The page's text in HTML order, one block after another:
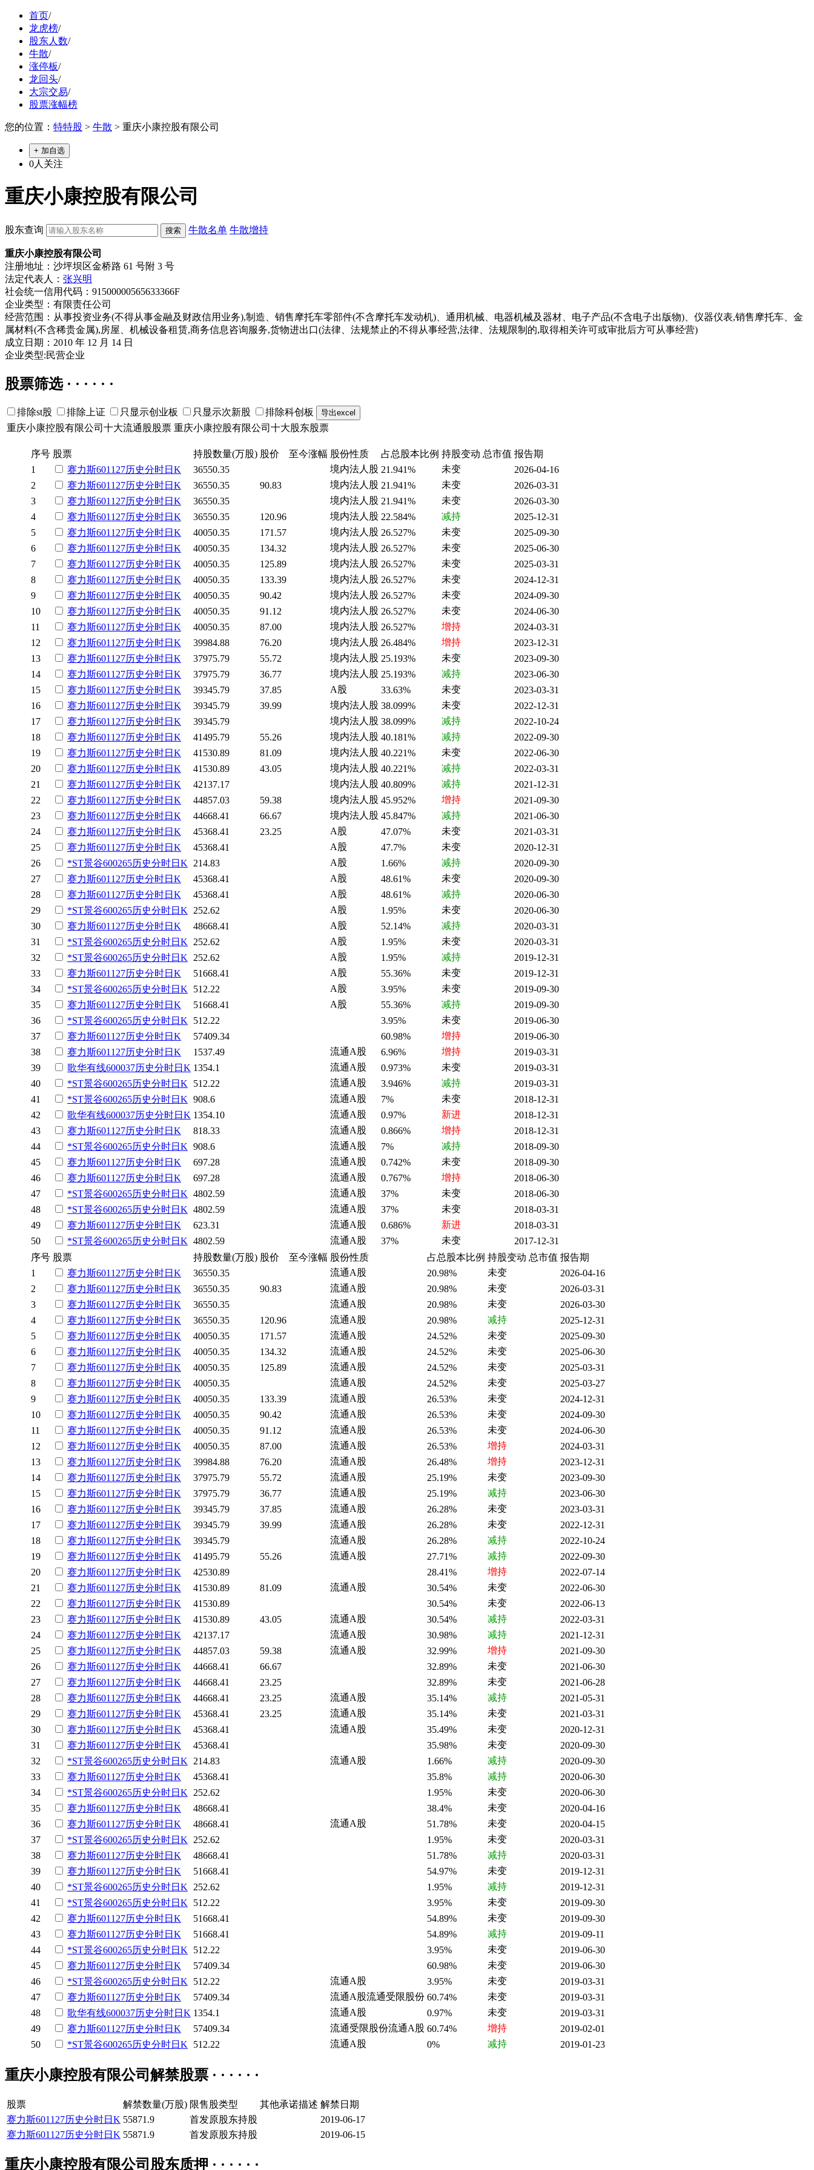
首页/
龙虎榜/
股东人数/
牛散/
涨停板/
龙回头/
大宗交易/
股票涨幅榜
您的位置： 特特股 > 牛散 > 重庆小康控股有限公司
+ 加自选
0人关注
重庆小康控股有限公司
股东查询 牛散名单 牛散增持
重庆小康控股有限公司
注册地址：沙坪坝区金桥路 61 号附 3 号
法定代表人： 张兴明
社会统一信用代码：91500000565633366F
企业类型：有限责任公司
经营范围：从事投资业务(不得从事金融及财政信用业务),制造、销售摩托车零部件(不含摩托车发动机)、通用机械、电器机械及器材、电子产品(不含电子出版物)、仪器仪表,销售摩托车、金
属材料(不含稀贵金属),房屋、机械设备租赁,商务信息咨询服务,货物进出口(法律、法规禁止的不得从事经营,法律、法规限制的,取得相关许可或审批后方可从事经营)
成立日期：2010 年 12 月 14 日
企业类型:民营企业
股票筛选 · · · · · ·
排除st股 排除上证 只显示创业板 只显示次新股
排除科创板
重庆小康控股有限公司十大流通股股票 重庆小康控股有限公司十大股东股票
序号 股票 持股数量(万股) 股价 至今涨幅 股份性质 占总股本比例 持股变动 总市值 报告期
1
赛力斯601127历史分时日K 36550.35 境内法人股 21.941% 未变
2026-04-16
2
赛力斯601127历史分时日K 36550.35 90.83 境内法人股 21.941% 未变
2026-03-31
3
赛力斯601127历史分时日K 36550.35 境内法人股 21.941% 未变
2026-03-30
4
赛力斯601127历史分时日K 36550.35 120.96 境内法人股 22.584% 减持
2025-12-31
5
赛力斯601127历史分时日K 40050.35 171.57 境内法人股 26.527% 未变
2025-09-30
6
赛力斯601127历史分时日K 40050.35 134.32 境内法人股 26.527% 未变
2025-06-30
7
赛力斯601127历史分时日K 40050.35 125.89 境内法人股 26.527% 未变
2025-03-31
8
赛力斯601127历史分时日K 40050.35 133.39 境内法人股 26.527% 未变
2024-12-31
9
赛力斯601127历史分时日K 40050.35 90.42 境内法人股 26.527% 未变
2024-09-30
10
赛力斯601127历史分时日K 40050.35 91.12 境内法人股 26.527% 未变
2024-06-30
11
赛力斯601127历史分时日K 40050.35 87.00 境内法人股 26.527% 增持
2024-03-31
12
赛力斯601127历史分时日K 39984.88 76.20 境内法人股 26.484% 增持
2023-12-31
13
赛力斯601127历史分时日K 37975.79 55.72 境内法人股 25.193% 未变
2023-09-30
14
赛力斯601127历史分时日K 37975.79 36.77 境内法人股 25.193% 减持
2023-06-30
15
赛力斯601127历史分时日K 39345.79 37.85 A股 33.63% 未变
2023-03-31
16
赛力斯601127历史分时日K 39345.79 39.99 境内法人股 38.099% 未变
2022-12-31
17
赛力斯601127历史分时日K 39345.79 境内法人股 38.099% 减持
2022-10-24
18
赛力斯601127历史分时日K 41495.79 55.26 境内法人股 40.181% 减持
2022-09-30
19
赛力斯601127历史分时日K 41530.89 81.09 境内法人股 40.221% 未变
2022-06-30
20
赛力斯601127历史分时日K 41530.89 43.05 境内法人股 40.221% 减持
2022-03-31
21
赛力斯601127历史分时日K 42137.17 境内法人股 40.809% 减持
2021-12-31
22
赛力斯601127历史分时日K 44857.03 59.38 境内法人股 45.952% 增持
2021-09-30
23
赛力斯601127历史分时日K 44668.41 66.67 境内法人股 45.847% 减持
2021-06-30
24
赛力斯601127历史分时日K 45368.41 23.25 A股 47.07% 未变
2021-03-31
25
赛力斯601127历史分时日K 45368.41 A股 47.7% 未变
2020-12-31
26
*ST景谷600265历史分时日K 214.83 A股 1.66% 减持
2020-09-30
27
赛力斯601127历史分时日K 45368.41 A股 48.61% 未变
2020-09-30
28
赛力斯601127历史分时日K 45368.41 A股 48.61% 减持
2020-06-30
29
*ST景谷600265历史分时日K 252.62 A股 1.95% 未变
2020-06-30
30
赛力斯601127历史分时日K 48668.41 A股 52.14% 减持
2020-03-31
31
*ST景谷600265历史分时日K 252.62 A股 1.95% 未变
2020-03-31
32
*ST景谷600265历史分时日K 252.62 A股 1.95% 减持
2019-12-31
33
赛力斯601127历史分时日K 51668.41 A股 55.36% 未变
2019-12-31
34
*ST景谷600265历史分时日K 512.22 A股 3.95% 未变
2019-09-30
35
赛力斯601127历史分时日K 51668.41 A股 55.36% 减持
2019-09-30
36
*ST景谷600265历史分时日K 512.22 3.95% 未变
2019-06-30
37
赛力斯601127历史分时日K 57409.34 60.98% 增持
2019-06-30
38
赛力斯601127历史分时日K 1537.49 流通A股 6.96% 增持
2019-03-31
39
歌华有线600037历史分时日K 1354.1 流通A股 0.973% 未变
2019-03-31
40
*ST景谷600265历史分时日K 512.22 流通A股 3.946% 减持
2019-03-31
41
*ST景谷600265历史分时日K 908.6 流通A股 7% 未变
2018-12-31
42
歌华有线600037历史分时日K 1354.10 流通A股 0.97% 新进
2018-12-31
43
赛力斯601127历史分时日K 818.33 流通A股 0.866% 增持
2018-12-31
44
*ST景谷600265历史分时日K 908.6 流通A股 7% 减持
2018-09-30
45
赛力斯601127历史分时日K 697.28 流通A股 0.742% 未变
2018-09-30
46
赛力斯601127历史分时日K 697.28 流通A股 0.767% 增持
2018-06-30
47
*ST景谷600265历史分时日K 4802.59 流通A股 37% 未变
2018-06-30
48
*ST景谷600265历史分时日K 4802.59 流通A股 37% 未变
2018-03-31
49
赛力斯601127历史分时日K 623.31 流通A股 0.686% 新进
2018-03-31
50
*ST景谷600265历史分时日K 4802.59 流通A股 37% 未变
2017-12-31
序号 股票 持股数量(万股) 股价 至今涨幅 股份性质 占总股本比例 持股变动 总市值 报告期
1
赛力斯601127历史分时日K 36550.35 流通A股 20.98% 未变
2026-04-16
2
赛力斯601127历史分时日K 36550.35 90.83 流通A股 20.98% 未变
2026-03-31
3
赛力斯601127历史分时日K 36550.35 流通A股 20.98% 未变
2026-03-30
4
赛力斯601127历史分时日K 36550.35 120.96 流通A股 20.98% 减持
2025-12-31
5
赛力斯601127历史分时日K 40050.35 171.57 流通A股 24.52% 未变
2025-09-30
6
赛力斯601127历史分时日K 40050.35 134.32 流通A股 24.52% 未变
2025-06-30
7
赛力斯601127历史分时日K 40050.35 125.89 流通A股 24.52% 未变
2025-03-31
8
赛力斯601127历史分时日K 40050.35 流通A股 24.52% 未变
2025-03-27
9
赛力斯601127历史分时日K 40050.35 133.39 流通A股 26.53% 未变
2024-12-31
10
赛力斯601127历史分时日K 40050.35 90.42 流通A股 26.53% 未变
2024-09-30
11
赛力斯601127历史分时日K 40050.35 91.12 流通A股 26.53% 未变
2024-06-30
12
赛力斯601127历史分时日K 40050.35 87.00 流通A股 26.53% 增持
2024-03-31
13
赛力斯601127历史分时日K 39984.88 76.20 流通A股 26.48% 增持
2023-12-31
14
赛力斯601127历史分时日K 37975.79 55.72 流通A股 25.19% 未变
2023-09-30
15
赛力斯601127历史分时日K 37975.79 36.77 流通A股 25.19% 减持
2023-06-30
16
赛力斯601127历史分时日K 39345.79 37.85 流通A股 26.28% 未变
2023-03-31
17
赛力斯601127历史分时日K 39345.79 39.99 流通A股 26.28% 未变
2022-12-31
18
赛力斯601127历史分时日K 39345.79 流通A股 26.28% 减持
2022-10-24
19
赛力斯601127历史分时日K 41495.79 55.26 流通A股 27.71% 减持
2022-09-30
20
赛力斯601127历史分时日K 42530.89 28.41% 增持
2022-07-14
21
赛力斯601127历史分时日K 41530.89 81.09 流通A股 30.54% 未变
2022-06-30
22
赛力斯601127历史分时日K 41530.89 30.54% 未变
2022-06-13
23
赛力斯601127历史分时日K 41530.89 43.05 流通A股 30.54% 减持
2022-03-31
24
赛力斯601127历史分时日K 42137.17 流通A股 30.98% 减持
2021-12-31
25
赛力斯601127历史分时日K 44857.03 59.38 流通A股 32.99% 增持
2021-09-30
26
赛力斯601127历史分时日K 44668.41 66.67 32.89% 未变
2021-06-30
27
赛力斯601127历史分时日K 44668.41 23.25 32.89% 未变
2021-06-28
28
赛力斯601127历史分时日K 44668.41 23.25 流通A股 35.14% 减持
2021-05-31
29
赛力斯601127历史分时日K 45368.41 23.25 流通A股 35.14% 未变
2021-03-31
30
赛力斯601127历史分时日K 45368.41 流通A股 35.49% 未变
2020-12-31
31
赛力斯601127历史分时日K 45368.41 35.98% 未变
2020-09-30
32
*ST景谷600265历史分时日K 214.83 流通A股 1.66% 减持
2020-09-30
33
赛力斯601127历史分时日K 45368.41 35.8% 减持
2020-06-30
34
*ST景谷600265历史分时日K 252.62 1.95% 未变
2020-06-30
35
赛力斯601127历史分时日K 48668.41 38.4% 未变
2020-04-16
36
赛力斯601127历史分时日K 48668.41 流通A股 51.78% 未变
2020-04-15
37
*ST景谷600265历史分时日K 252.62 1.95% 未变
2020-03-31
38
赛力斯601127历史分时日K 48668.41 51.78% 减持
2020-03-31
39
赛力斯601127历史分时日K 51668.41 54.97% 未变
2019-12-31
40
*ST景谷600265历史分时日K 252.62 1.95% 减持
2019-12-31
41
*ST景谷600265历史分时日K 512.22 3.95% 未变
2019-09-30
42
赛力斯601127历史分时日K 51668.41 54.89% 未变
2019-09-30
43
赛力斯601127历史分时日K 51668.41 54.89% 减持
2019-09-11
44
*ST景谷600265历史分时日K 512.22 3.95% 未变
2019-06-30
45
赛力斯601127历史分时日K 57409.34 60.98% 未变
2019-06-30
46
*ST景谷600265历史分时日K 512.22 流通A股 3.95% 未变
2019-03-31
47
赛力斯601127历史分时日K 57409.34 流通A股流通受限股份 60.74% 未变
2019-03-31
48
歌华有线600037历史分时日K 1354.1 流通A股 0.97% 未变
2019-03-31
49
赛力斯601127历史分时日K 57409.34 流通受限股份流通A股 60.74% 增持
2019-02-01
50
*ST景谷600265历史分时日K 512.22 流通A股 0% 减持 2019-01-23
重庆小康控股有限公司解禁股票 · · · · · ·
股票 解禁数量(万股) 限售股类型 其他承诺描述 解禁日期
赛力斯601127历史分时日K 55871.9 首发原股东持股
2019-06-17
赛力斯601127历史分时日K 55871.9 首发原股东持股 2019-06-15
重庆小康控股有限公司股东质押 · · · · · ·